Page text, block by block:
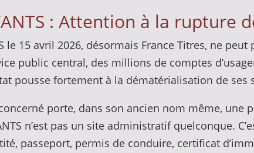
: Attention à la rupture
15 avril 2026, désormais France Titres, ne
public central, des millions de comptes
pousse fortement à la dématérialisation de ses
porte, dans son ancien nom même, une
n’est pas un site administratif quelconque.
passeport, permis de conduire, certificat